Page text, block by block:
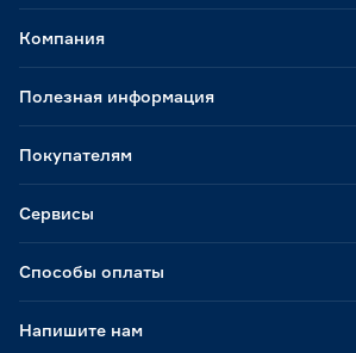
Способы оплаты
Компания
Полезная информация
Покупателям
Сервисы
Напишите нам